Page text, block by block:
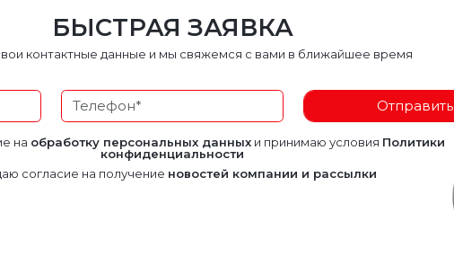
БЫСТРАЯ ЗАЯВКА
контактные данные и мы свяжемся с вами в ближайшее время
Отправить
на обработку персональных данныхи принимаю условия Политики
конфиденциальности
согласие на получение новостей компании и рассылки